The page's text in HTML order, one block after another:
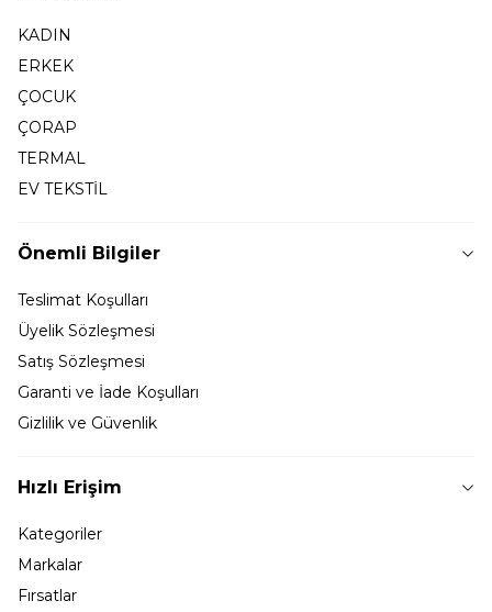
KADIN
ERKEK
ÇOCUK
ÇORAP
TERMAL
EV TEKSTİL
Önemli Bilgiler
Teslimat Koşulları
Üyelik Sözleşmesi
Satış Sözleşmesi
Garanti ve İade Koşulları
Gizlilik ve Güvenlik
Hızlı Erişim
Kategoriler
Markalar
Fırsatlar